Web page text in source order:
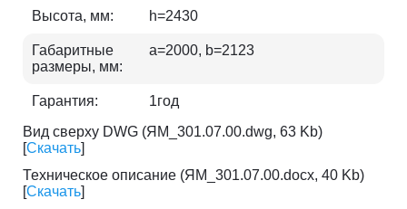
Высота, мм: h=2430
Габаритные
размеры, мм:
a=2000, b=2123
Гарантия:
1год
Вид сверху DWG (ЯМ_301.07.00.dwg, 63 Kb)
[Скачать]
Техническое описание (ЯМ_301.07.00.docx, 40 Kb)
[Скачать]